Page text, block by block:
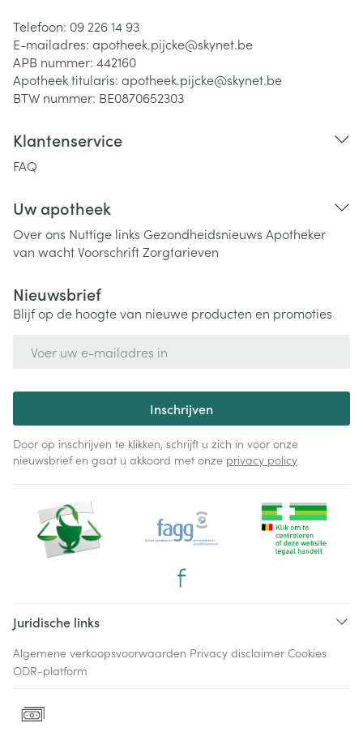
Telefoon: 09 226 14 93
E-mailadres: apotheek.pijcke@skynet.be
APB nummer: 442160
Apotheek titularis: apotheek.pijcke@skynet.be
BTW nummer: BE0870652303
Klantenservice
FAQ
Uw apotheek
Over ons Nuttige links Gezondheidsnieuws Apotheker
van wachtVoorschriftZorgtarieven
Nieuwsbrief
Blijf op de hoogte van nieuwe producten en promoties
Inschrijven
Door op inschrijven te klikken, schrijft u zich in voor onze
nieuwsbrief en gaat u akkoord met onze privacy policy.
Juridische links
Algemene verkoopsvoorwaarden Privacy disclaimer Cookies
ODR-platform